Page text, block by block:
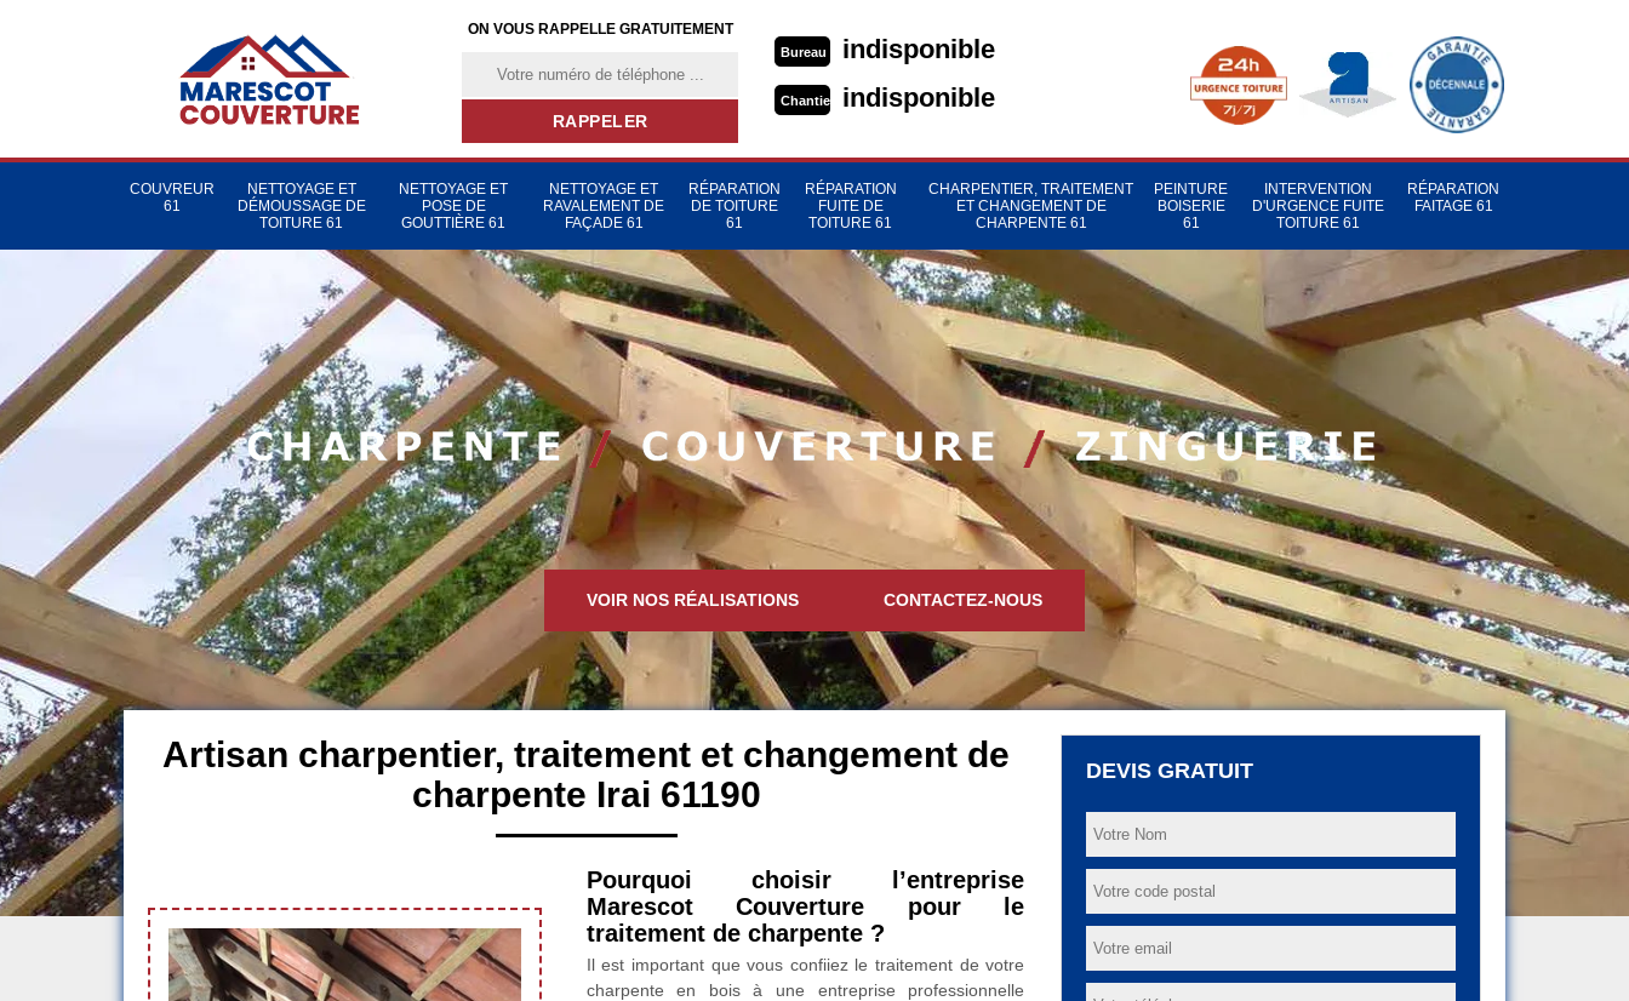
ON VOUS RAPPELLE GRATUITEMENT
Bureau indisponible
Chantier indisponible
COUVREUR
61
NETTOYAGE ET
DÉMOUSSAGE DE
TOITURE 61
NETTOYAGE ET
POSE DE
GOUTTIÈRE 61
NETTOYAGE ET
RAVALEMENT DE
FAÇADE 61
RÉPARATION
DE TOITURE
61
RÉPARATION
FUITE DE
TOITURE 61
CHARPENTIER, TRAITEMENT
ET CHANGEMENT DE
CHARPENTE 61
PEINTURE
BOISERIE
61
INTERVENTION
D'URGENCE FUITE
TOITURE 61
RÉPARATION
FAITAGE 61
VOIR NOS RÉALISATIONS CONTACTEZ-NOUS
Artisan charpentier, traitement et changement de
charpente Irai 61190
Pourquoi choisir l’entreprise
Marescot Couverture pour le
traitement de charpente ?
Il est important que vous confiiez le traitement de votre
charpente en bois à une entreprise professionnelle
DEVIS GRATUIT